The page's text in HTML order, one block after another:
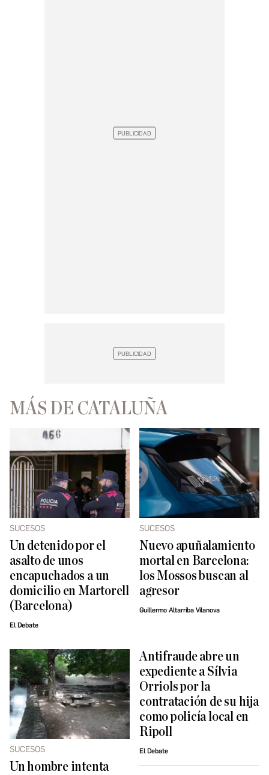
MÁS DE CATALUÑA
SUCESOS
Un detenido por el
asalto de unos
encapuchados a un
domicilio en Martorell
(Barcelona)
El Debate
SUCESOS
Nuevo apuñalamiento
mortal en Barcelona:
los Mossos buscan al
agresor
Guillermo Altarriba Vilanova
SUCESOS
Un hombre intenta
Antifraude abre un
expediente a Sílvia
Orriols por la
contratación de su hija
como policía local en
Ripoll
El Debate